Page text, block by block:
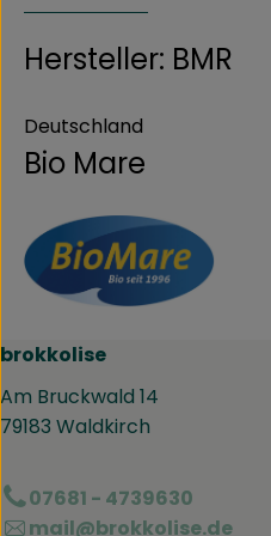
Hersteller: BMR
Deutschland
Bio Mare
brokkolise
Am Bruckwald 14
79183 Waldkirch
07681 - 4739630
mail@brokkolise.de